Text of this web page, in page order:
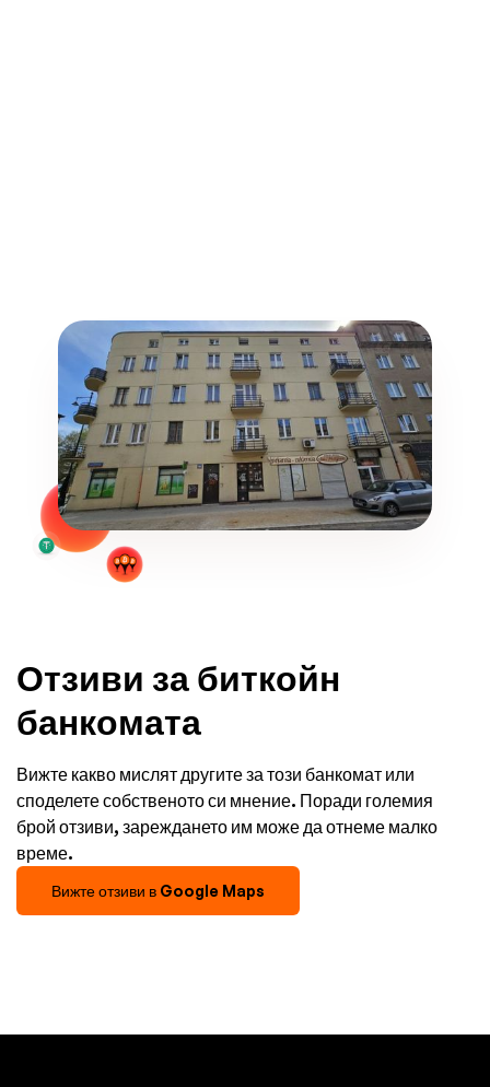
Отзиви за биткойн
банкомата
Вижте какво мислят другите за този банкомат или
споделете собственото си мнение. Поради големия
брой отзиви, зареждането им може да отнеме малко
време.
Вижте отзиви в Google Maps